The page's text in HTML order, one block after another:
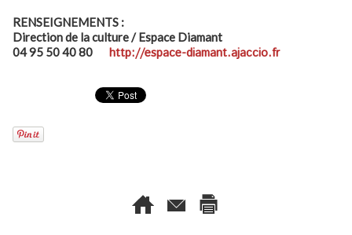
RENSEIGNEMENTS :
Direction de la culture / Espace Diamant
04 95 50 40 80 http://espace-diamant.ajaccio.fr